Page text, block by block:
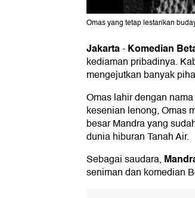
Omas yang tetap lestarikan
Jakarta-Komedian
kediaman pribadinya.
mengejutkan banyak
Omas lahir dengan
kesenian lenong, Omas
besar Mandra yang
dunia hiburan Tanah Air.
Sebagai saudara,
seniman dan komedian